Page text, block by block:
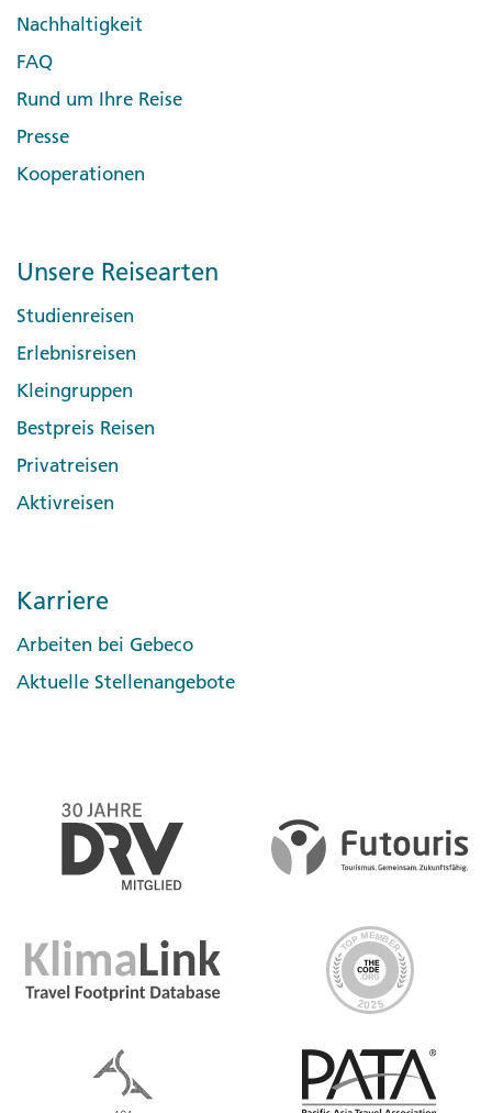
Nachhaltigkeit
FAQ
Rund um Ihre Reise
Presse
Kooperationen
Unsere Reisearten
Studienreisen
Erlebnisreisen
Kleingruppen
Bestpreis Reisen
Privatreisen
Aktivreisen
Karriere
Arbeiten bei Gebeco
Aktuelle Stellenangebote